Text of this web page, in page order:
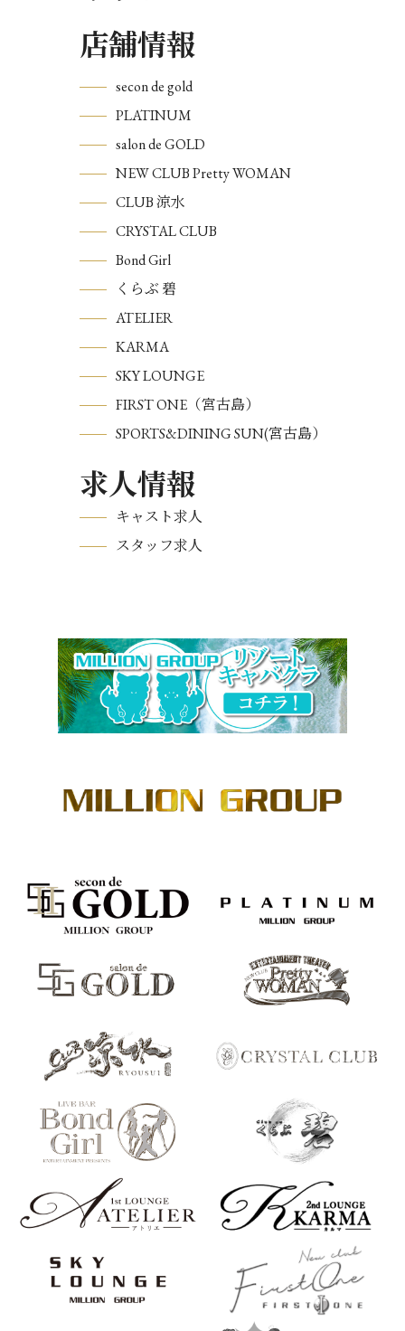
店舗情報
secon de gold
PLATINUM
salon de GOLD
NEW CLUB Pretty WOMAN
CLUB 涼水
CRYSTAL CLUB
Bond Girl
くらぶ 碧
ATELIER
KARMA
SKY LOUNGE
FIRST ONE（宮古島）
SPORTS&DINING SUN(宮古島）
求人情報
キャスト求人
スタッフ求人